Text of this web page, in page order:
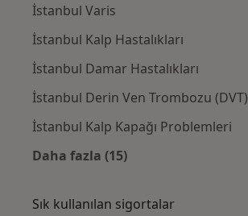
İstanbul Varis
İstanbul Kalp Hastalıkları
İstanbul Damar Hastalıkları
İstanbul Derin Ven Trombozu (DVT)
İstanbul Kalp Kapağı Problemleri
Daha fazla (15)
Sık kullanılan sigortalar